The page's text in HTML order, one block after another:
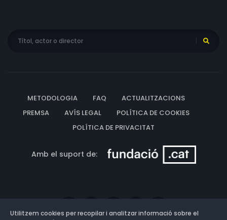
METODOLOGIA FAQ
ACTUALITZACIONS
PREMSA
AVÍS LEGAL
POLÍTICA DE COOKIES
POLÍTICA DE PRIVACITAT
Amb el suport de:
Utilitzem cookies per recopilar i analitzar informació sobre el